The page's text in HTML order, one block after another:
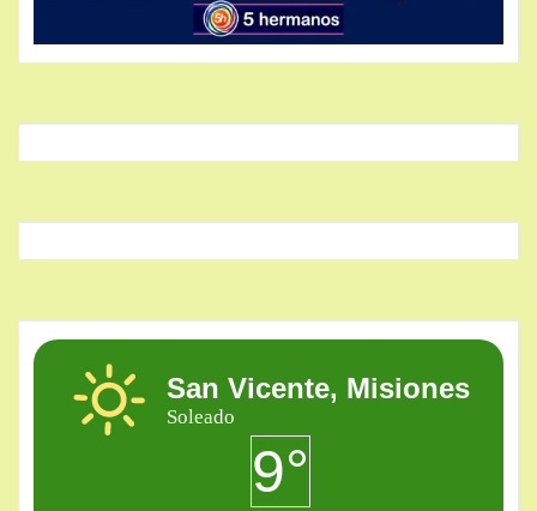
San Vicente, Misiones
Soleado
9°